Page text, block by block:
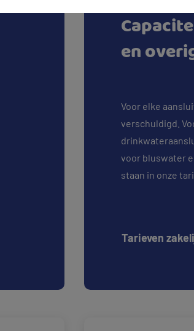
en
Voor elke
verschuldigd.
voor bluswater
staan in onze
Tarieven